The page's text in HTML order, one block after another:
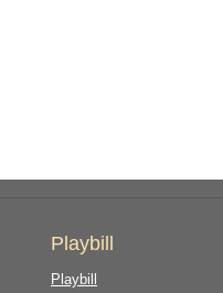
Playbill
Playbill